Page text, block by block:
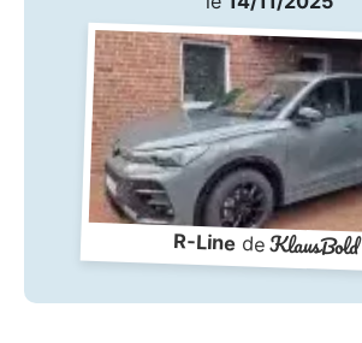
R-LinedeKlausBold